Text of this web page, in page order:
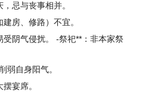
，忌与丧事相并。
建房、修路）不宜。
受阴气侵扰。 -祭祀**：非本家祭
弱自身阳气。
宴席。